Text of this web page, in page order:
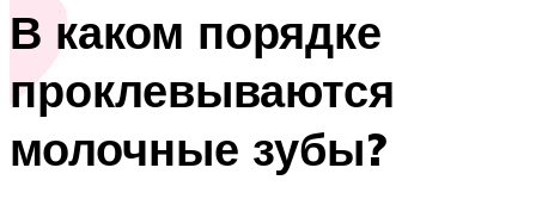
В каком порядке
проклевываются
молочные зубы?